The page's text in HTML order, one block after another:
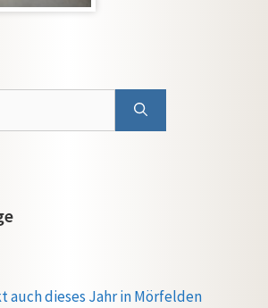
auch dieses Jahr in Mörfelden